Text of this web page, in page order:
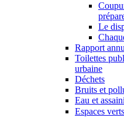
Le
Rapport
Toilettes
urbaine
Déchets
Bruits et
Eau et
Espaces verts